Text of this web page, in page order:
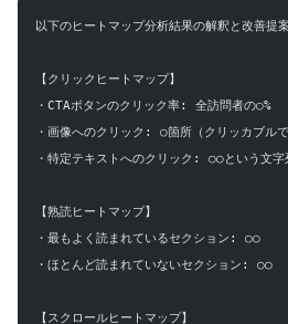
以下のヒートマップ分析結果の解釈と改善提
【クリックヒートマップ】
・CTAボタンのクリック率: 全訪問者の○%
・画像へのクリック: ○箇所（クリッカブルで
・特定テキストへのクリック: ○○という文字
【熟読ヒートマップ】
・最もよく読まれているセクション: ○○
・ほとんど読まれていないセクション: ○○
【スクロールヒートマップ】